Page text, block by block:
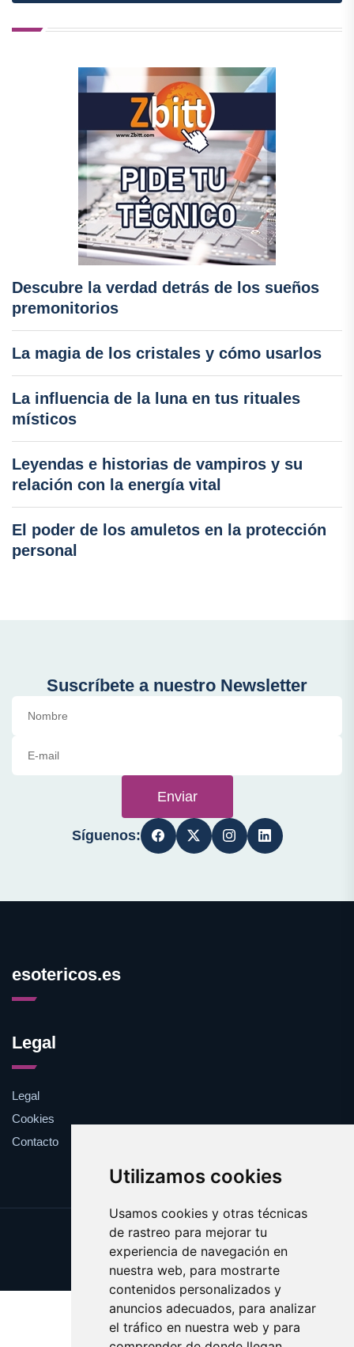
Utilizamos cookies
Usamos cookies y otras técnicas
de rastreo para mejorar tu
experiencia de navegación en
nuestra web, para mostrarte
contenidos personalizados y
anuncios adecuados, para analizar
el tráfico en nuestra web y para
Descubre la verdad detrás de los sueños
premonitorios
La magia de los cristales y cómo usarlos
La influencia de la luna en tus rituales
místicos
Leyendas e historias de vampiros y su
relación con la energía vital
El poder de los amuletos en la protección
personal
Suscríbete a nuestro Newsletter
Enviar
Síguenos:
esotericos.es
Legal
Legal
Cookies
Contacto
Update cookies preferences
Copyright © 2025 esotericos.es